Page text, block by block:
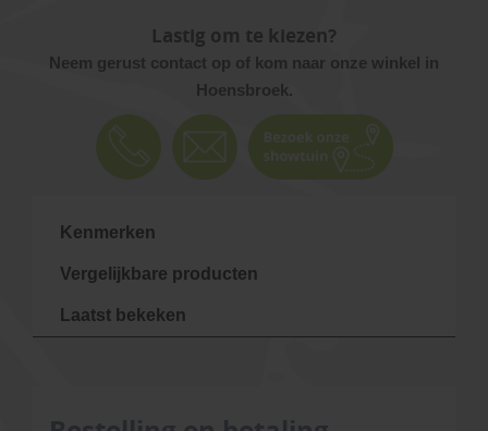
Lastig om te kiezen?
Neem gerust contact op of kom naar onze winkel in
Hoensbroek.
Kenmerken
Vergelijkbare producten
Laatst bekeken